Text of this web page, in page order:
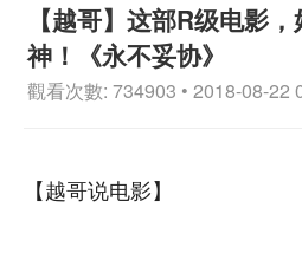
【越哥】这部R级电影
神！《永不妥协》
觀看次數: 734903 • 2018-08-22
【越哥说电影】